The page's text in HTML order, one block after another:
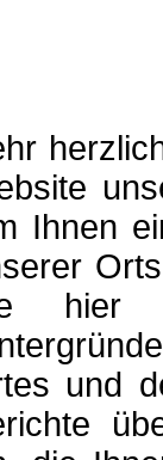
Ihnen
hier
und